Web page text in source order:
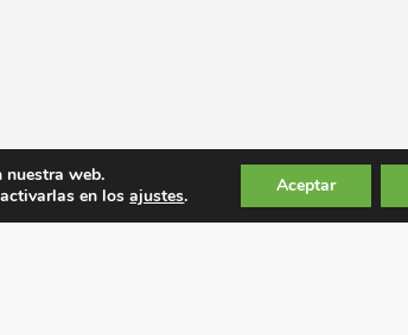
nuestra web.
en losajustes. Aceptar